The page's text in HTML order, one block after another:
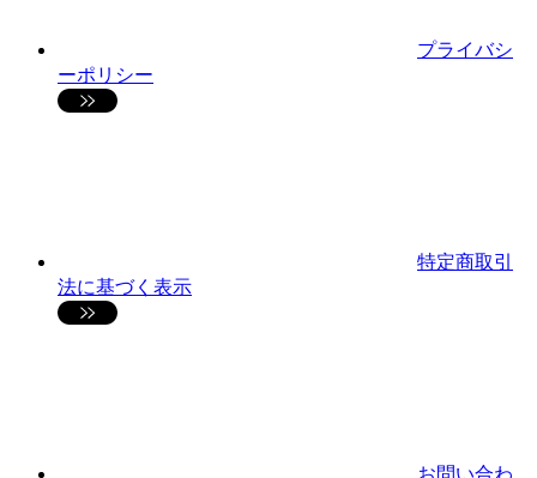
プライバシ
ーポリシー
特定商取引
法に基づく表示